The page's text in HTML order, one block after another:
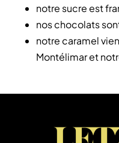
notre sucre est
nos chocolats
notre caramel
Montélimar et